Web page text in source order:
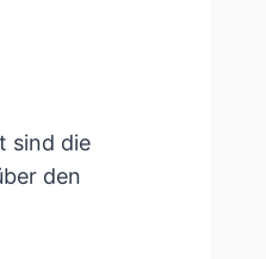
sind die
den